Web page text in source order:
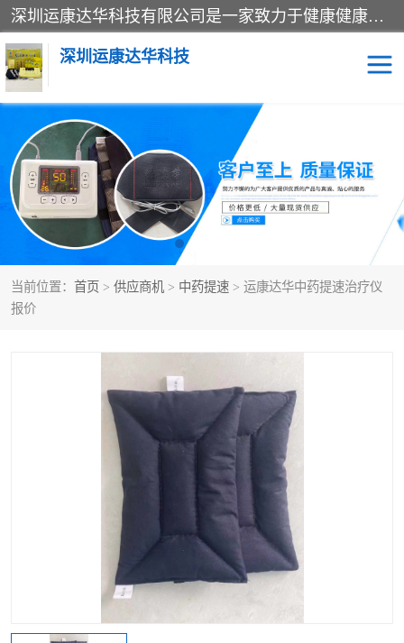
深圳运康达华科技有限公司是一家致力于健康健康产业的现代化企业，已经走过了15个春秋，开创了中医外用发展的新未来，是专业从事中医医疗仪器的研发、生产、销售、服务为一体的子公司，在医疗器械的设计、开发和生产方面率先引进国际先进技术和好的科技人员，先后开发出了场效应治疗仪、多功能治疗仪、颈椎治疗仪、腰椎治疗仪、增效垫等多个系列。
深圳运康达华科技
当前位置： 首页 > 供应商机 > 中药提速 > 运康达华中药提速治疗仪
报价
多功能治疗仪 中药提速
中低频治疗仪 脉冲治疗仪
**腺治疗仪